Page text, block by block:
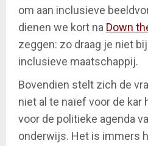
om aan inclusieve
dienen we kort na Down
zeggen: zo draag je niet
inclusieve maatschappij.
Bovendien stelt zich de
niet al te naïef voor de kar
voor de politieke agenda
onderwijs. Het is immers